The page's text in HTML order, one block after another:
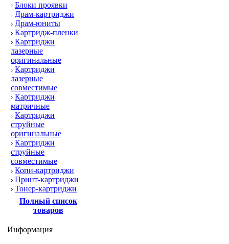
Блоки проявки
Драм-картриджи
Драм-юниты
Картридж-пленки
Картриджи
лазерные
оригинальные
Картриджи
лазерные
совместимые
Картриджи
матричные
Картриджи
струйные
оригинальные
Картриджи
струйные
совместимые
Копи-картриджи
Принт-картриджи
Тонер-картриджи
Полный список
товаров
Информация